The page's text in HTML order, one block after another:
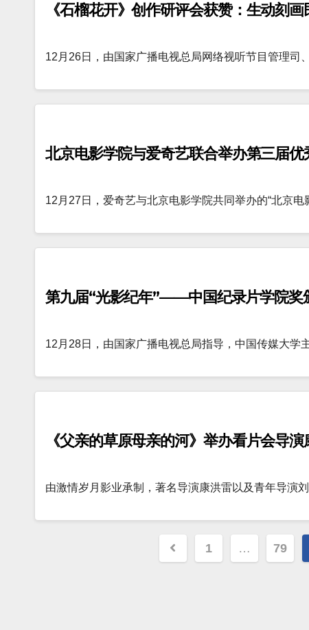
《石榴花开》创作研评会获赞：生动刻
12月26日，由国家广播电视总局网络视听节目管理司
北京电影学院与爱奇艺联合举办第三届
12月27日，爱奇艺与北京电影学院共同举办的“北京
第九届“光影纪年”——中国纪录片学院奖
12月28日，由国家广播电视总局指导，中国传媒大学
《父亲的草原母亲的河》举办看片会导
由激情岁月影业承制，著名导演康洪雷以及青年导演
文
1 … 79